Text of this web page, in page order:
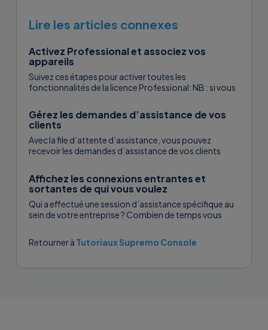
Lire les articles connexes
Activez Professional et associez vos
appareils
Suivez ces étapes pour activer toutes les
fonctionnalités de la licence Professional: NB : si vous
Gérez les demandes d’assistance de vos
clients
Avec la file d’attente d’assistance, vous pouvez
recevoir les demandes d’assistance de vos clients
Affichez les connexions entrantes et
sortantes de qui vous voulez
Qui a effectué une session d’assistance spécifique au
sein de votre entreprise ? Combien de temps vous
Retourner à Tutoriaux Supremo Console